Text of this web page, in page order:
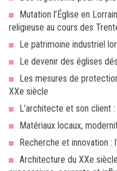
Mutation l’Église en
religieuse au cours des
Le patrimoine industriel
Le devenir des églises
Les mesures de
XXe siècle
L’architecte et son client
Matériaux locaux,
Recherche et innovation :
Architecture du XXe